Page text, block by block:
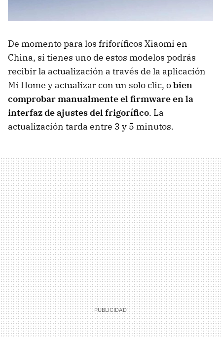
De momento para los friforíficos Xiaomi en
China, si tienes uno de estos modelos podrás
recibir la actualización a través de la aplicación
Mi Home y actualizar con un solo clic, obien
comprobar manualmente el firmware en la
interfaz de ajustes del frigorífico. La
actualización tarda entre 3 y 5 minutos.